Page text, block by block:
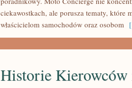
ciekawostkach, ale porusza tematy, które
właścicielom samochodów oraz osobom
Historie